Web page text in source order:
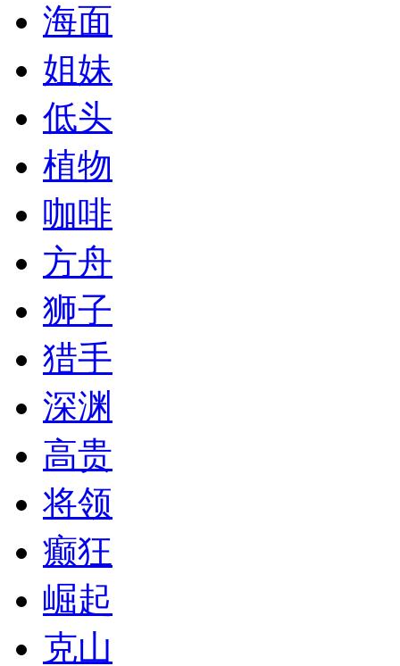
海面
姐妹
低头
植物
咖啡
方舟
狮子
猎手
深渊
高贵
将领
癫狂
崛起
克山